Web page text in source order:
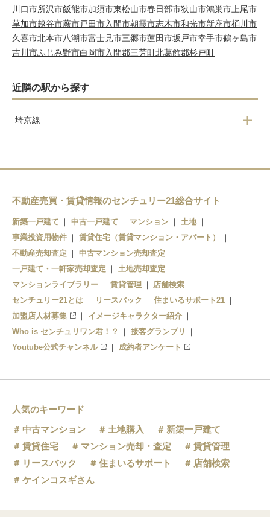
川口市所沢市飯能市加須市東松山市春日部市狭山市鴻巣市 上尾市
草加市越谷市蕨市戸田市入間市朝霞市志木市和光市新座市桶川市
久喜市北本市八潮市富士見市三郷市蓮田市坂戸市幸手市鶴ヶ島市
吉川市ふじみ野市白岡市入間郡三芳町北葛飾郡杉戸町
近隣の駅から探す
埼京線
与野本町
大宮
不動産売買・賃貸情報のセンチュリー21総合サイト
新築一戸建て 中古一戸建て マンション
土地
事業投資用物件
賃貸住宅（賃貸マンション・アパート）
不動産売却査定
中古マンション売却査定
一戸建て・一軒家売却査定
土地売却査定
マンションライブラリー
賃貸管理
店舗検索
センチュリー21とは
リースバック
住まいるサポート21
加盟店人材募集
イメージキャラクター紹介
Who is センチュリワン君！？
接客グランプリ
Youtube公式チャンネル
成約者アンケート
人気のキーワード
中古マンション
土地購入
新築一戸建て
賃貸住宅
マンション売却・査定
賃貸管理
リースバック
住まいるサポート
店舗検索
ケインコスギさん